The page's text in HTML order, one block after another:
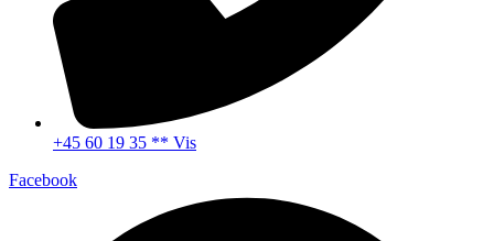
+45 60 19 35 ** Vis
Facebook